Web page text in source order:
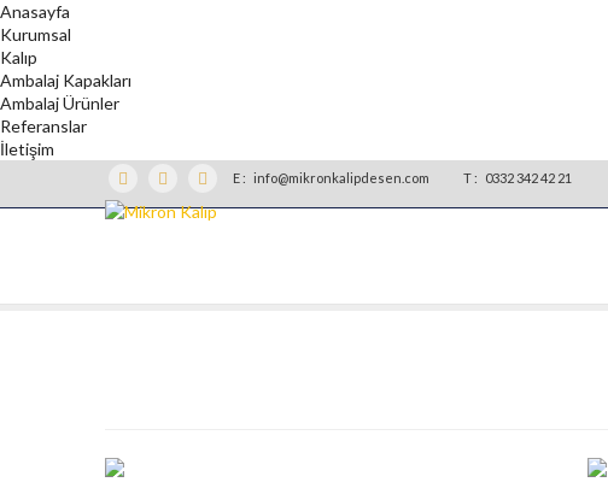
Anasayfa
Kurumsal
Kalıp
Ambalaj Kapakları
Ambalaj Ürünler
Referanslar
İletişim
E : info@mikronkalipdesen.com T : 0332 342 42 21